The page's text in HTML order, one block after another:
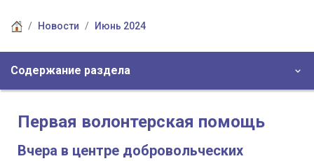
Новости Июнь 2024
Содержание раздела
Первая волонтерская помощь
Вчера в центре добровольческих